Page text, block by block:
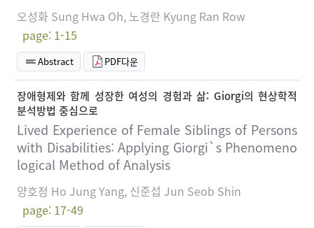
오성화 Sung Hwa Oh, 노경란 Kyung Ran Row
page: 1-15
Abstract PDF다운
장애형제와 함께 성장한 여성의 경험과 삶: Giorgi의 현상학적
분석방법 중심으로
Lived Experience of Female Siblings of Persons
with Disabilities: Applying Giorgi`s Phenomeno
logical Method of Analysis
양호정 Ho Jung Yang, 신준섭 Jun Seob Shin
page: 17-49